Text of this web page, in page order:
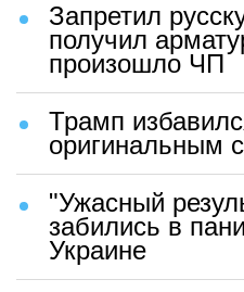
Запретил
получил
произошло ЧП
Трамп
оригинальным
"Ужасный
забились в
Украине